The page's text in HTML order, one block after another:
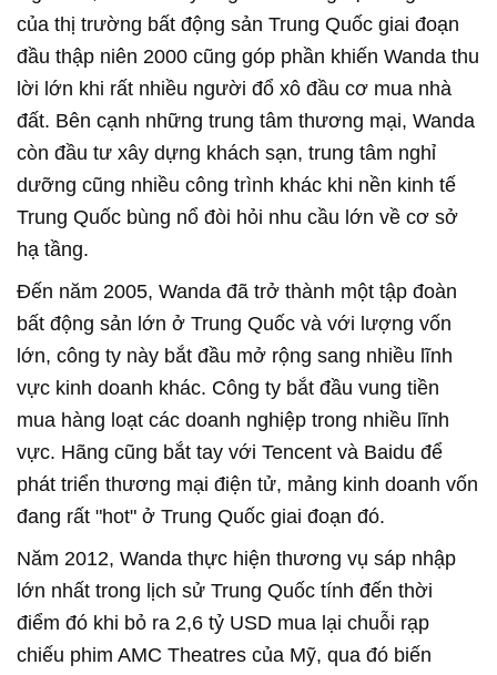
của thị trường bất động sản Trung Quốc giai đoạn
đầu thập niên 2000 cũng góp phần khiến Wanda thu
lời lớn khi rất nhiều người đổ xô đầu cơ mua nhà
đất. Bên cạnh những trung tâm thương mại, Wanda
còn đầu tư xây dựng khách sạn, trung tâm nghỉ
dưỡng cũng nhiều công trình khác khi nền kinh tế
Trung Quốc bùng nổ đòi hỏi nhu cầu lớn về cơ sở
hạ tầng.
Đến năm 2005, Wanda đã trở thành một tập đoàn
bất động sản lớn ở Trung Quốc và với lượng vốn
lớn, công ty này bắt đầu mở rộng sang nhiều lĩnh
vực kinh doanh khác. Công ty bắt đầu vung tiền
mua hàng loạt các doanh nghiệp trong nhiều lĩnh
vực. Hãng cũng bắt tay với Tencent và Baidu để
phát triển thương mại điện tử, mảng kinh doanh vốn
đang rất "hot" ở Trung Quốc giai đoạn đó.
Năm 2012, Wanda thực hiện thương vụ sáp nhập
lớn nhất trong lịch sử Trung Quốc tính đến thời
điểm đó khi bỏ ra 2,6 tỷ USD mua lại chuỗi rạp
chiếu phim AMC Theatres của Mỹ, qua đó biến